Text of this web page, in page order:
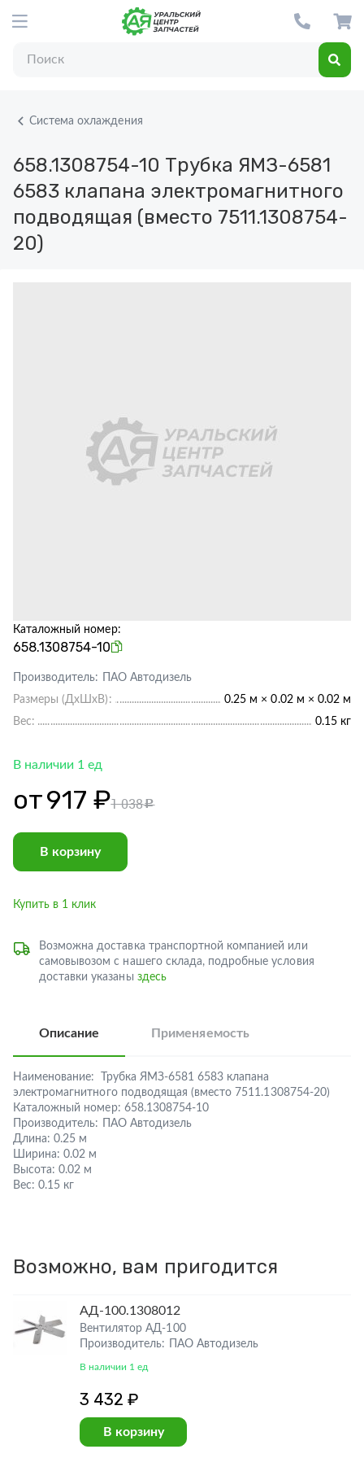
Система охлаждения
658.1308754-10 Трубка ЯМЗ-6581
6583 клапана электромагнитного
подводящая (вместо 7511.1308754-
20)
Каталожный номер:
658.1308754-10
Производитель:
ПАО Автодизель
Размеры (ДхШхВ):
0.25 м × 0.02 м × 0.02 м
Вес:
0.15 кг
В наличии 1 ед
от917 ₽1 038c
В корзину
Купить в 1 клик
Возможна доставка транспортной компанией или
самовывозом с нашего склада, подробные условия
доставки указаны здесь
Описание Применяемость
Наименование:
Трубка ЯМЗ-6581 6583 клапана
электромагнитного подводящая (вместо 7511.1308754-20)
Каталожный номер: 658.1308754-10
Производитель:
ПАО Автодизель
Длина: 0.25 м
Ширина: 0.02 м
Высота: 0.02 м
Вес: 0.15 кг
Возможно, вам пригодится
АД-100.1308012
Вентилятор АД-100
Производитель: ПАО Автодизель
В наличии 1 ед
3 432 ₽
В корзину